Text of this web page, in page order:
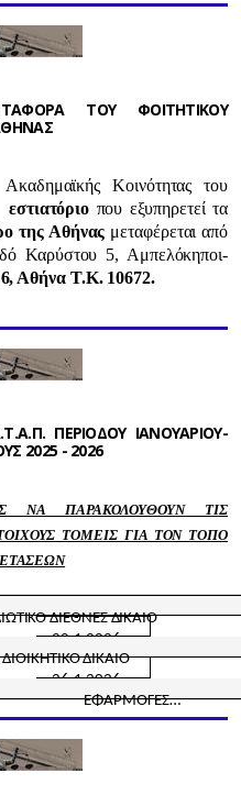
ΤΟΥ ΦΟΙΤΗΤΙΚΟΥ
Κοινότητας του
που εξυπηρετεί τα
της Αθήνας μεταφέρεται από
Καρύστου 5, Αμπελόκηποι-
6, Αθήνα Τ.Κ. 10672.
ΠΕΡΙΟΔΟΥ ΙΑΝΟΥΑΡΙΟΥ-
2025 - 2026
ΝΑ ΠΑΡΑΚΟΛΟΥΘΟΥΝ ΤΙΣ
ΤΟΜΕΙΣ ΓΙΑ ΤΟΝ ΤΟΠΟ
ΔΙΕΘΝΕΣ ΔΙΚΑΙΟ
20.1.2026
ΔΙΟΙΚΗΤΙΚΟ ΔΙΚΑΙΟ
26.1.2026
ΕΦΑΡΜΟΓΕΣ…